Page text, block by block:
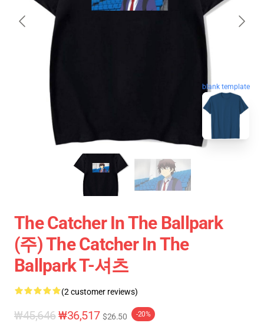
blank template
The Catcher In The Ballpark
(주) The Catcher In The
Ballpark T-셔츠
(2 customer reviews)
₩45,646₩36,517 $26.50 -20%